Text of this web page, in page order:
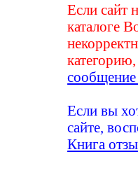
Если сайт
каталоге
Если вы
сайте,
Книга